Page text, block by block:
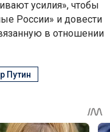
усилия», чтобы
России» и довести
в отношении
Путин